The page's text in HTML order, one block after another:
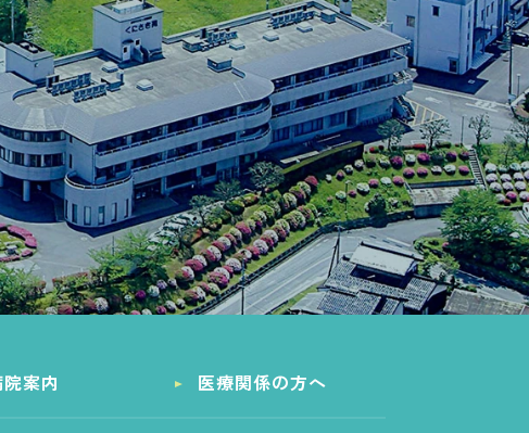
案内 医療関係の方へ